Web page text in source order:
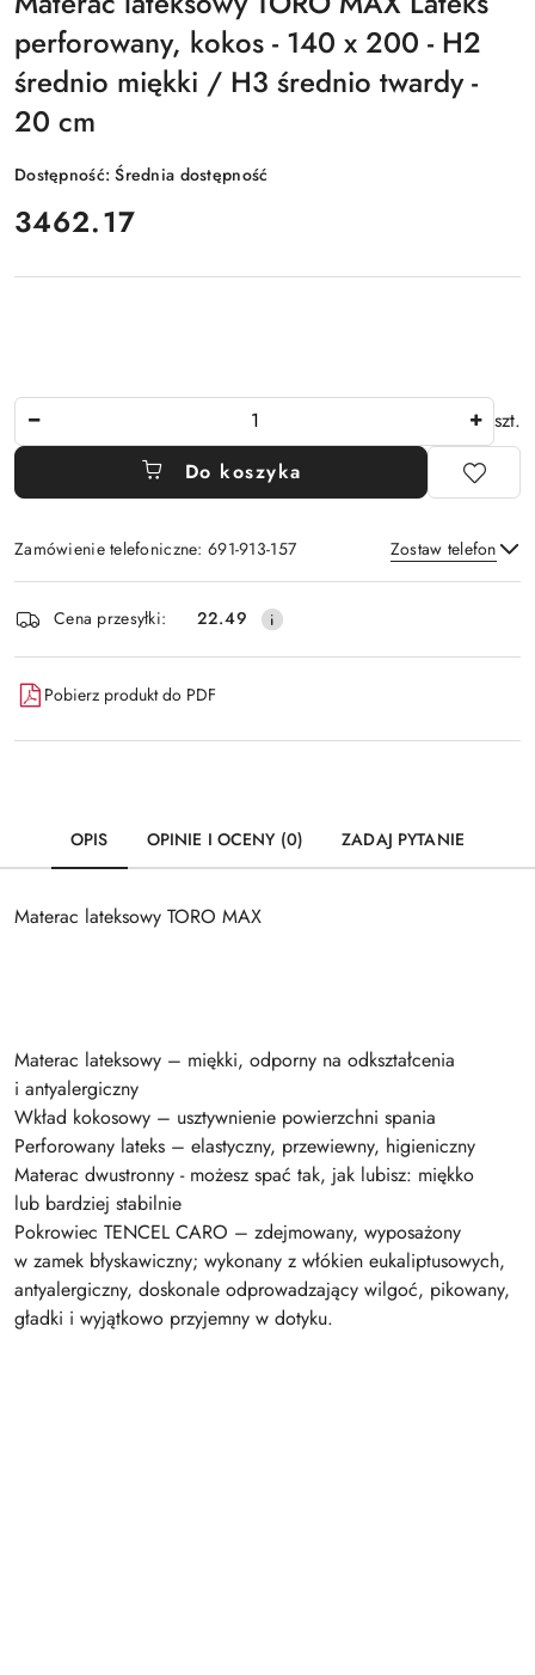
perforowany, kokos - 140 x 200 - H2
średnio miękki / H3 średnio twardy -
20 cm
Dostępność:Średnia dostępność
cena:
3462.17
szt.
Do koszyka
Zamówienie telefoniczne: 691-913-157 Zostaw telefon
Wyślij
Dostępność
i
dostawa
Cena przesyłki: 22.49
Pobierz produkt do PDF
OPIS OPINIE I OCENY (0) ZADAJ PYTANIE
Materac lateksowy TORO MAX
Materac lateksowy – miękki, odporny na odkształcenia
i antyalergiczny
Wkład kokosowy – usztywnienie powierzchni spania
Perforowany lateks – elastyczny, przewiewny, higieniczny
Materac dwustronny - możesz spać tak, jak lubisz: miękko
lub bardziej stabilnie
Pokrowiec TENCEL CARO – zdejmowany, wyposażony
w zamek błyskawiczny; wykonany z włókien eukaliptusowych,
antyalergiczny, doskonale odprowadzający wilgoć, pikowany,
gładki i wyjątkowo przyjemny w dotyku.